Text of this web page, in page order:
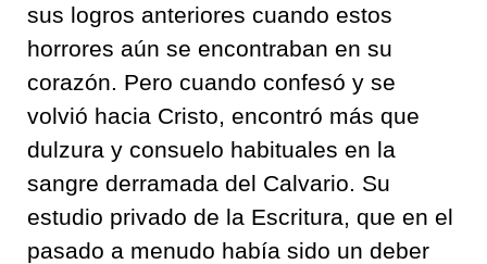
sus logros anteriores cuando estos
horrores aún se encontraban en su
corazón. Pero cuando confesó y se
volvió hacia Cristo, encontró más que
dulzura y consuelo habituales en la
sangre derramada del Calvario. Su
estudio privado de la Escritura, que en el
pasado a menudo había sido un deber